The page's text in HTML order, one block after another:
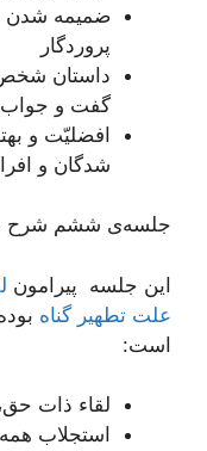
ضمیمه شدن
پروردگار
داستان شخص
گفت و جواب
افضلیّت و
شدگان و
جلسه‌ی ششم شرح
این جلسه پیرامون
علت تطهیر گناه
است:
لقاء ذات
استجلاب